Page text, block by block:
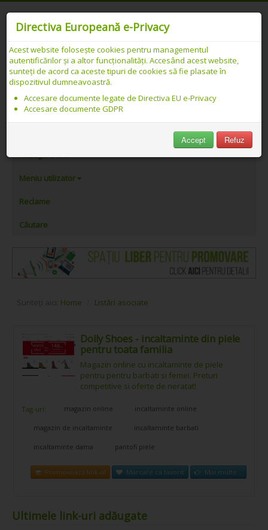
Catalog web SEO PREMIUM Românesc -
Link-uri asociate cu „magazin de
incaltaminte”
Meniu utilizator
Reclame
Căutare
Home Listări asociate
Dolly Shoes - incaltaminte din piele
pentru toata familia
Magazin online cu incaltaminte de piele
pentru pentru barbati si femei. Preturi
competitive si oferte de neratat!
Tag-uri: magazin online incaltaminte online
magazin de incaltaminte incaltaminte barbati
incaltaminte dama pantofi piele
Promovează link-ul Marcare ca favorit Mai multe...
Ultimele link-uri adăugate
Directiva Europeană e-Privacy
Acest website folosește cookies pentru managementul
autentificărilor și a altor funcționalități. Accesând acest website,
sunteți de acord ca aceste tipuri de cookies să fie plasate în
dispozitivul dumneavoastră.
Accesare documente legate de Directiva EU e-Privacy
Accesare documente GDPR
Accept Refuz